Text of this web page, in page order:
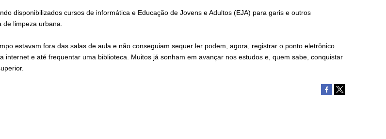
disponibilizados cursos de informática e Educação de Jovens e Adultos (EJA) para garis e outros
de limpeza urbana.
estavam fora das salas de aula e não conseguiam sequer ler podem, agora, registrar o ponto eletrônico
internet e até frequentar uma biblioteca. Muitos já sonham em avançar nos estudos e, quem sabe, conquistar